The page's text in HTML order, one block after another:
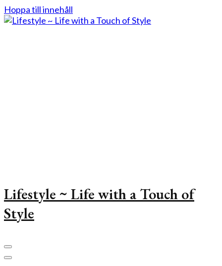
Hoppa till innehåll
Lifestyle ~ Life with a Touch of
Style